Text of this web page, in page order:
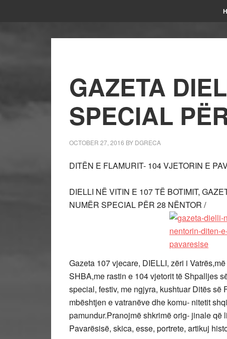
GAZETA
SPECIAL
OCTOBER 27, 2016 BY DGRECA
DITËN E FLAMURIT- 104 VJETORIN E
DIELLI NË VITIN E 107 TË BOTIMIT,
NUMËR SPECIAL PËR 28 NËNTOR /
Gazeta 107 vjecare, DIELLI, zëri i
SHBA,me rastin e 104 vjetorit të Shpalljes
special, festiv, me ngjyra, kushtuar Ditës së
mbështjen e vatranëve dhe komu- nitetit
pamundur.Pranojmë shkrimë orig- jinale që
Pavarësisë, skica, esse, portrete, artikuj